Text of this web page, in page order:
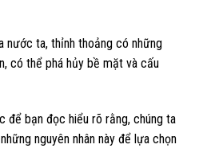
nước ta, thỉnh thoảng có những
có thể phá hủy bề mặt và cấu
để bạn đọc hiểu rõ rằng, chúng ta
nguyên nhân này để lựa chọn